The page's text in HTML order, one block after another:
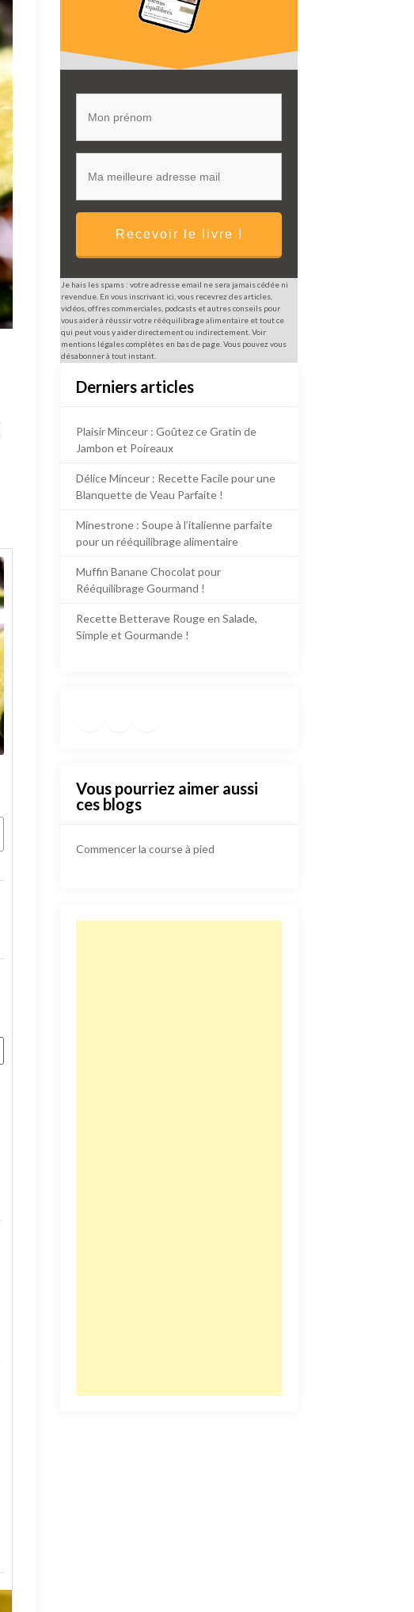
Recevoir le livre !
Je hais les spams : votre adresse email ne sera jamais cédée ni
revendue. En vous inscrivant ici, vous recevrez des articles,
vidéos, offres commerciales, podcasts et autres conseils pour
vous aider à réussir votre rééquilibrage alimentaire et tout ce
qui peut vous y aider directement ou indirectement. Voir
mentions légales complètes en bas de page. Vous pouvez vous
désabonner à tout instant.
Derniers articles
Plaisir Minceur : Goûtez ce Gratin de
Jambon et Poireaux
Délice Minceur : Recette Facile pour une
Blanquette de Veau Parfaite !
Minestrone : Soupe à l’italienne parfaite
pour un rééquilibrage alimentaire
Muffin Banane Chocolat pour
Rééquilibrage Gourmand !
Recette Betterave Rouge en Salade,
Simple et Gourmande !
Vous pourriez aimer aussi
ces blogs
Commencer la course à pied